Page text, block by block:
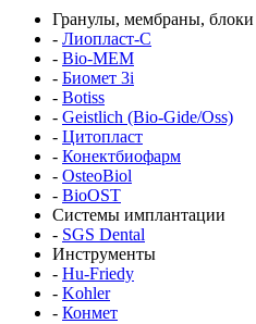
Гранулы, мембраны, блоки
- Лиопласт-С
- Bio-MEM
- Биомет 3i
- Botiss
- Geistlich (Bio-Gide/Oss)
- Цитопласт
- Конектбиофарм
- OsteoBiol
- BioOST
Системы имплантации
- SGS Dental
Инструменты
- Hu-Friedy
- Kohler
- Конмет